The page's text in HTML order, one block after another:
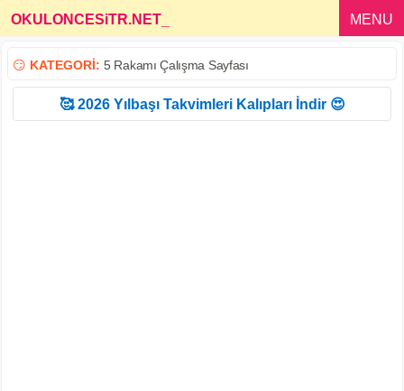
OKULONCESiTR.NET MENU
😏 KATEGORİ: 5 Rakamı Çalışma Sayfası
🥰 2026 Yılbaşı Takvimleri Kalıpları İndir 😍